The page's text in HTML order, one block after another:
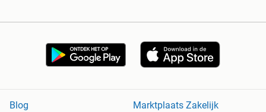
Blog
Marktplaats Zakelijk